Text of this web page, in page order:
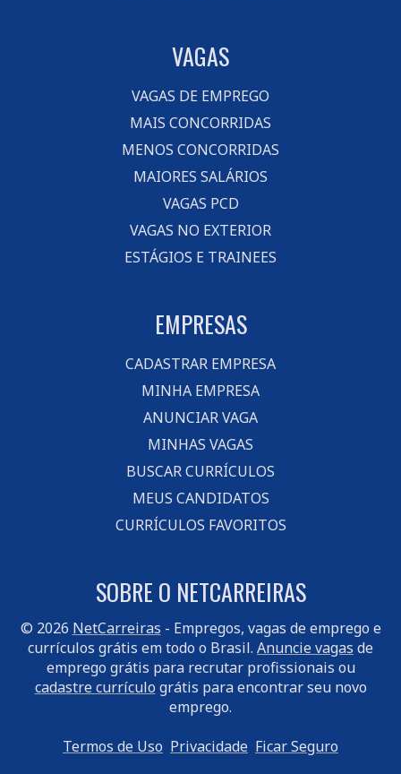
VAGAS
VAGAS DE EMPREGO
MAIS CONCORRIDAS
MENOS CONCORRIDAS
MAIORES SALÁRIOS
VAGAS PCD
VAGAS NO EXTERIOR
ESTÁGIOS E TRAINEES
EMPRESAS
CADASTRAR EMPRESA
MINHA EMPRESA
ANUNCIAR VAGA
MINHAS VAGAS
BUSCAR CURRÍCULOS
MEUS CANDIDATOS
CURRÍCULOS FAVORITOS
SOBRE O NETCARREIRAS
© 2026 NetCarreiras - Empregos, vagas de emprego e
currículos grátis em todo o Brasil. Anuncie vagas de
emprego grátis para recrutar profissionais ou
cadastre currículo grátis para encontrar seu novo
emprego.
Termos de Uso Privacidade Ficar Seguro